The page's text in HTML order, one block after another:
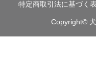
特定商取引法に基づく
Copyright©